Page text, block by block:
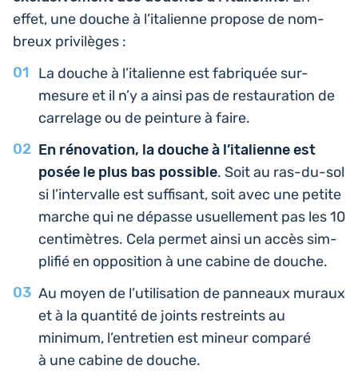
effet, une douche à l’i­ta­lienne propose de nom­
breux privilèges :
La douche à l’i­ta­lienne est fabri­quée sur-
mesure et il n’y a ainsi pas de res­tau­ra­tion de
car­re­lage ou de pein­ture à faire.
En réno­va­tion, la douche à l’i­ta­lienne est
posée le plus bas pos­sible. Soit au ras-du-sol
si l’in­ter­valle est suf­fi­sant, soit avec une petite
marche qui ne dépasse usuel­le­ment pas les 10
cen­ti­mètres. Cela permet ainsi un accès sim­
pli­fié en oppo­si­tion à une cabine de douche.
Au moyen de l’uti­li­sa­tion de pan­neaux muraux
et à la quan­ti­té de joints res­treints au
minimum, l’entre­tien est mineur comparé
à une cabine de douche.